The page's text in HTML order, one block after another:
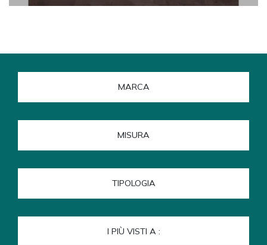
MARCA
MISURA
TIPOLOGIA
I PIÙ VISTI A :